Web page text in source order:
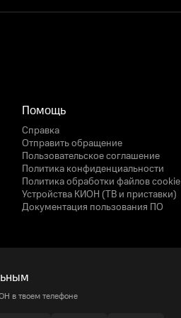
Помощь
Справка
Отправить обращение
Пользовательское соглашение
Политика конфиденциальности
Политика обработки файлов cookie
Устройства КИОН (ТВ и приставки)
Документация пользования ПО
в твоем телефоне